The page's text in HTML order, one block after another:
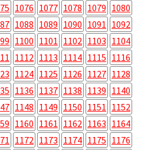
1076 1077 1078 1079 1080
1088 1089 1090 1091 1092
1100 1101 1102 1103 1104
1112 1113 1114 1115 1116
1124 1125 1126 1127 1128
1136 1137 1138 1139 1140
1148 1149 1150 1151 1152
1160 1161 1162 1163 1164
1172 1173 1174 1175 1176